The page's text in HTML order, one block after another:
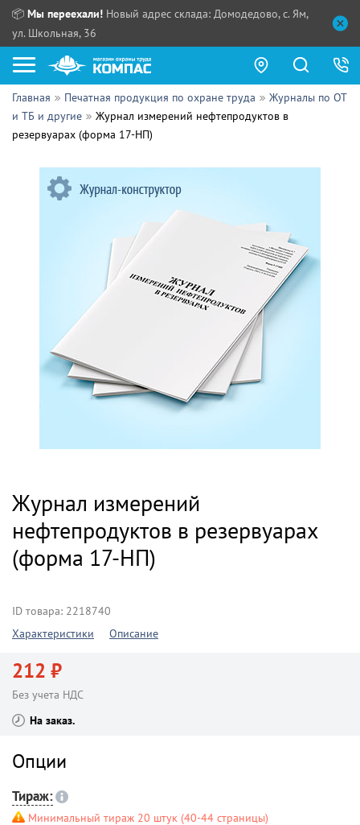
📦 Мы переехали! Новый адрес склада: Домодедово, с. Ям,
ул. Школьная, 36
Как купить?
Прайс-листы
Сотрудничество
ПН - ЧТ:
Выдача продукции:
Главная Печатная продукция по охране труда
Журналы по ОТ
и ТБ и другие
Журнал измерений нефтепродуктов в
резервуарах (форма 17-НП)
Журнал измерений
нефтепродуктов в резервуарах
(форма 17-НП)
ID товара: 2218740
Характеристики
Описание
212 ₽
Без учета НДС
На заказ
Опции
Тираж:
Минимальный тираж 20 штук (40-44 страницы)